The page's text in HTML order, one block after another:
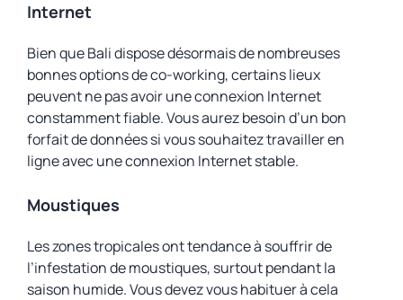
Internet
Bien que Bali dispose désormais de nombreuses
bonnes options de co-working, certains lieux
peuvent ne pas avoir une connexion Internet
constamment fiable. Vous aurez besoin d’un bon
forfait de données si vous souhaitez travailler en
ligne avec une connexion Internet stable.
Moustiques
Les zones tropicales ont tendance à souffrir de
l’infestation de moustiques, surtout pendant la
saison humide. Vous devez vous habituer à cela